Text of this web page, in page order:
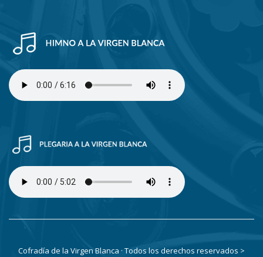
Cofradía de la Virgen Blanca · Todos los derechos reservados >